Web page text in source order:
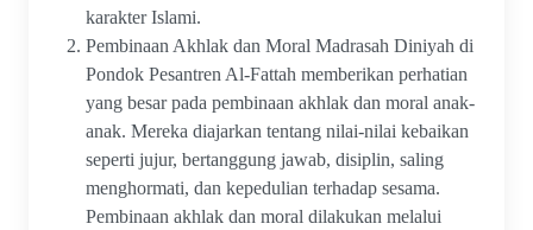
karakter Islami.
Pembinaan Akhlak dan Moral Madrasah Diniyah di
Pondok Pesantren Al-Fattah memberikan perhatian
yang besar pada pembinaan akhlak dan moral anak-
anak. Mereka diajarkan tentang nilai-nilai kebaikan
seperti jujur, bertanggung jawab, disiplin, saling
menghormati, dan kepedulian terhadap sesama.
Pembinaan akhlak dan moral dilakukan melalui